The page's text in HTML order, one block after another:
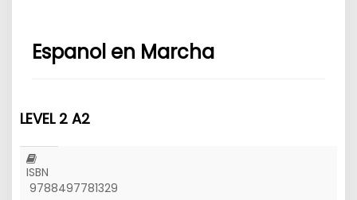
Espanol en Marcha
LEVEL 2 A2
ISBN
9788497781329